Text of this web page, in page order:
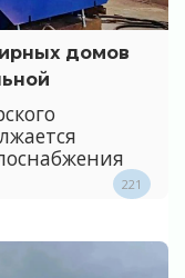
домов
221